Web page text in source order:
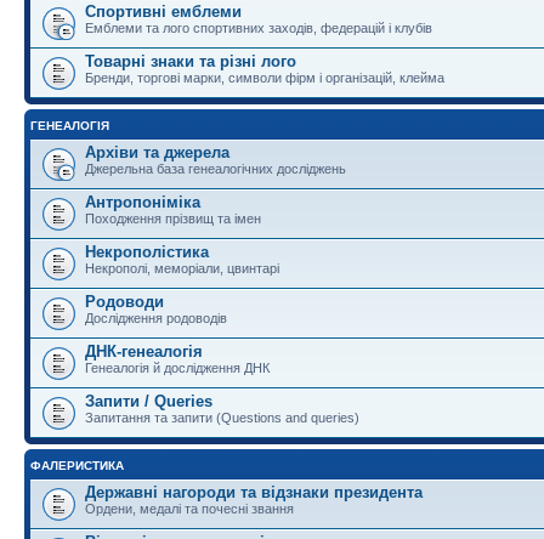
Спортивні емблеми
Емблеми та лого спортивних заходів, федерацій і клубів
Товарні знаки та різні лого
Бренди, торгові марки, символи фірм і організацій, клейма
ГЕНЕАЛОГІЯ
Архіви та джерела
Джерельна база генеалогічних досліджень
Антропоніміка
Походження прізвищ та імен
Некрополістика
Некрополі, меморіали, цвинтарі
Родоводи
Дослідження родоводів
ДНК-генеалогія
Генеалогія й дослідження ДНК
Запити / Queries
Запитання та запити (Questions and queries)
ФАЛЕРИСТИКА
Державні нагороди та відзнаки президента
Ордени, медалі та почесні звання